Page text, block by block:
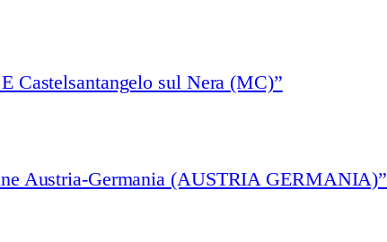
Castelsantangelo sul Nera (MC)”
Austria-Germania (AUSTRIA GERMANIA)”